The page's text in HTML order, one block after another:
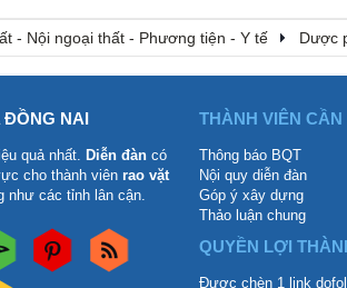
- Nội ngoại thất - Phương tiện - Y tế Dược
ĐỒNG NAI
quả nhất. Diễn đàn có
cho thành viên rao vặt
như các tỉnh lân cận.
THÀNH VIÊN CẦN
Thông báo BQT
Nội quy diễn đàn
Góp ý xây dựng
Thảo luận chung
QUYỀN LỢI
Được chèn 1 link